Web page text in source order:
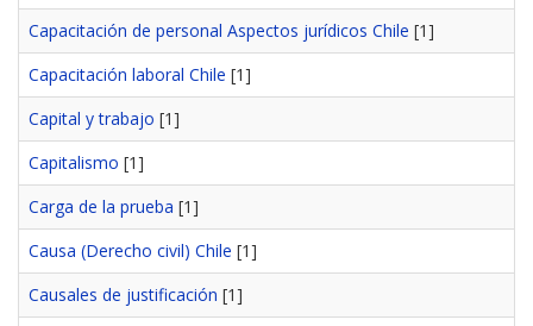
Capacitación de personal Aspectos jurídicos Chile [1]
Capacitación laboral Chile [1]
Capital y trabajo [1]
Capitalismo [1]
Carga de la prueba [1]
Causa (Derecho civil) Chile [1]
Causales de justificación [1]